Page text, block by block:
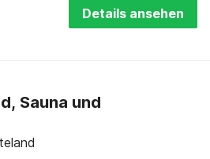
Details ansehen
Sauna und